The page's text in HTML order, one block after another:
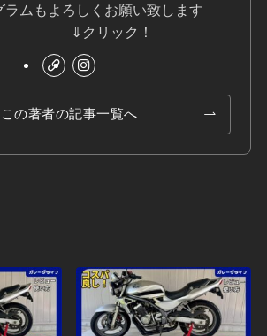
ラムもよろしくお願い致します
クリック！
この著者の記事一覧へ